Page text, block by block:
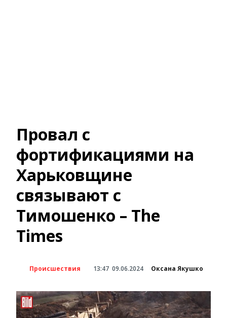
Провал с
фортификациями на
Харьковщине
связывают с
Тимошенко – The
Times
Происшествия 13:47 09.06.2024 Оксана Якушко